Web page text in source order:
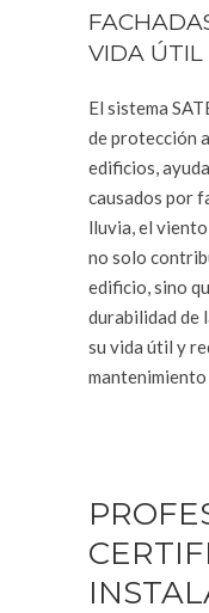
VIDA ÚTIL
El sistema
de protección
edificios,
causados por
lluvia, el
no solo
edificio, sino
durabilidad de
su vida útil y